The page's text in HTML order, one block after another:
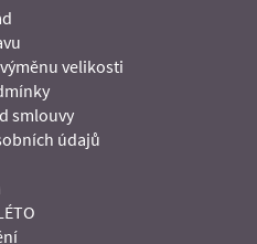
velikosti
smlouvy
údajů